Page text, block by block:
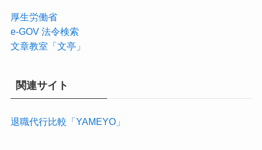
厚生労働省
e-GOV 法令検索
文章教室「文亭」
関連サイト
退職代行比較「YAMEYO」